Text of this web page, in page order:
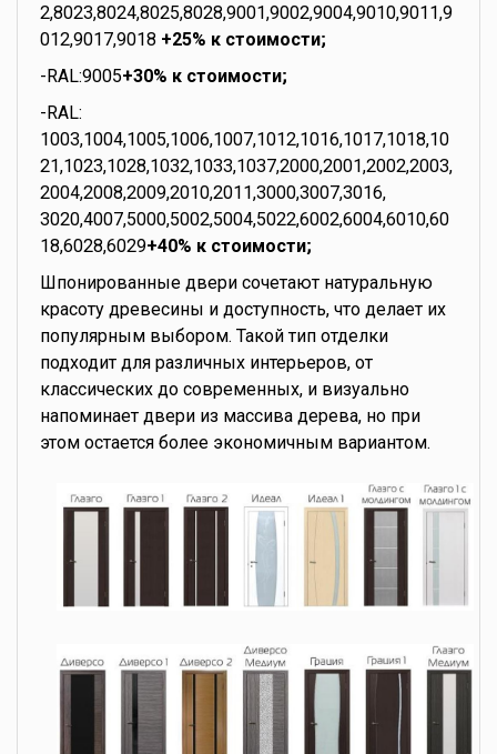
2,8023,8024,8025,8028,9001,9002,9004,9010,9011,9
012,9017,9018 +25% к стоимости;
-RAL:9005+30% к стоимости;
-RAL:
1003,1004,1005,1006,1007,1012,1016,1017,1018,10
21,1023,1028,1032,1033,1037,2000,2001,2002,2003,
2004,2008,2009,2010,2011,3000,3007,3016,
3020,4007,5000,5002,5004,5022,6002,6004,6010,60
18,6028,6029+40% к стоимости;
Шпонированные двери сочетают натуральную
красоту древесины и доступность, что делает их
популярным выбором. Такой тип отделки
подходит для различных интерьеров, от
классических до современных, и визуально
напоминает двери из массива дерева, но при
этом остается более экономичным вариантом.